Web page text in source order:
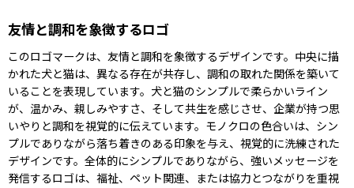
友情と調和を象徴するロゴ
このロゴマークは、友情と調和を象徴するデザインです。中央に描
かれた犬と猫は、異なる存在が共存し、調和の取れた関係を築いて
いることを表現しています。犬と猫のシンプルで柔らかいライン
が、温かみ、親しみやすさ、そして共生を感じさせ、企業が持つ思
いやりと調和を視覚的に伝えています。モノクロの色合いは、シン
プルでありながら落ち着きのある印象を与え、視覚的に洗練された
デザインです。全体的にシンプルでありながら、強いメッセージを
発信するロゴは、福祉、ペット関連、または協力とつながりを重視